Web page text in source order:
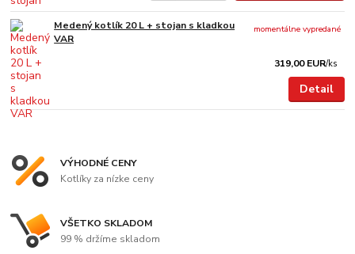
Medený kotlík 20 L + stojan s kladkou
VAR
319,00 EUR/ks
momentálne vypredané
Detail
VÝHODNÉ CENY
Kotlíky za nízke ceny
VŠETKO SKLADOM
99 % držíme skladom